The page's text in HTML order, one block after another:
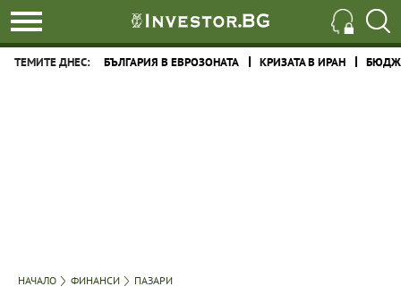
ТЕМИТЕ ДНЕС: БЪЛГАРИЯ В ЕВРОЗОНАТА КРИЗАТА В ИРАН
НАЧАЛО ФИНАНСИ ПАЗАРИ